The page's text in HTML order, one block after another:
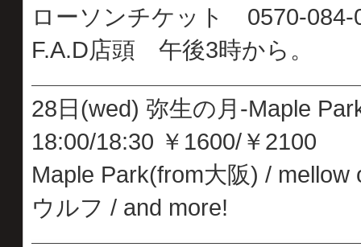
ローソンチケット 0570-084-
F.A.D店頭 午後3時から。
28日(wed) 弥生の月-Maple
18:00/18:30 ￥1600/￥2100
Maple Park(from大阪) /
ウルフ / and more!